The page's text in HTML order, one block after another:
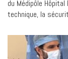
du Médipôle
technique, la